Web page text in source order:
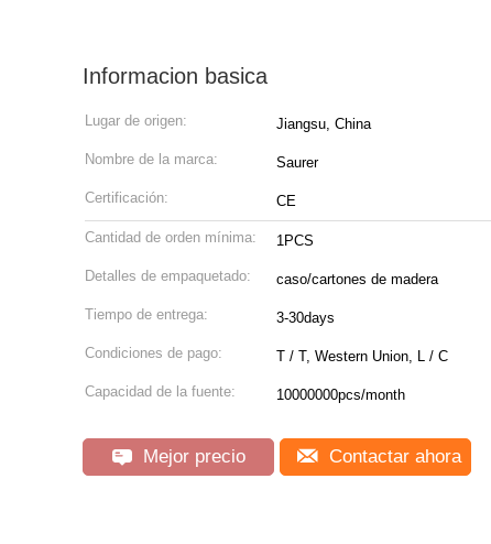
Informacion basica
Lugar de origen: Jiangsu, China
Nombre de la marca: Saurer
Certificación: CE
Cantidad de orden mínima: 1PCS
Detalles de empaquetado: caso/cartones de madera
Tiempo de entrega: 3-30days
Condiciones de pago: T / T, Western Union, L / C
Capacidad de la fuente: 10000000pcs/month
Mejor precio Contactar ahora